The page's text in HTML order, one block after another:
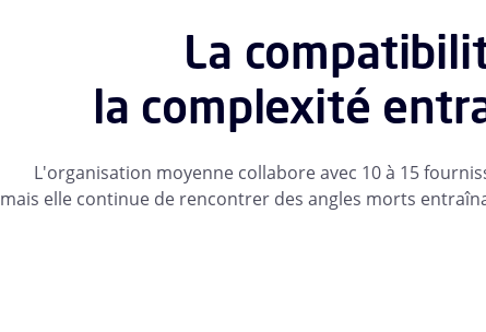
La
la complexité
L'organisation moyenne collabore avec 10 à 15
mais elle continue de rencontrer des angles morts